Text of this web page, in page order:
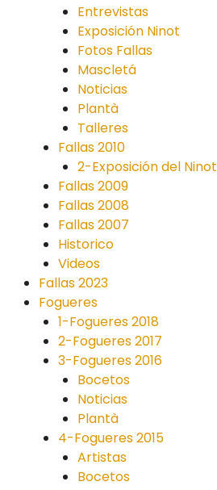
Entrevistas
Exposición Ninot
Fotos Fallas
Mascletá
Noticias
Plantà
Talleres
Fallas 2010
2-Exposición del Ninot
Fallas 2009
Fallas 2008
Fallas 2007
Historico
Videos
Fallas 2023
Fogueres
1-Fogueres 2018
2-Fogueres 2017
3-Fogueres 2016
Bocetos
Noticias
Plantà
4-Fogueres 2015
Artistas
Bocetos